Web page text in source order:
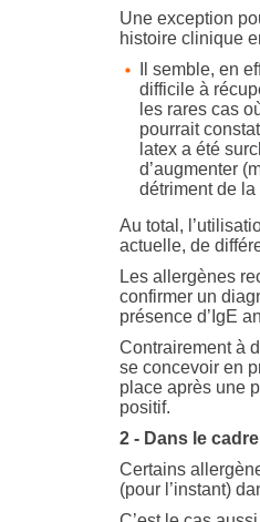
Une exception
histoire clinique
Il semble, en
difficile à
les rares cas
pourrait
latex a été
d’augmenter
détriment de
Au total,
actuelle, de
Les allergènes
confirmer un
présence d’IgE
Contrairement à
se concevoir en
place après une
positif.
2 - Dans le
Certains
(pour l’instant)